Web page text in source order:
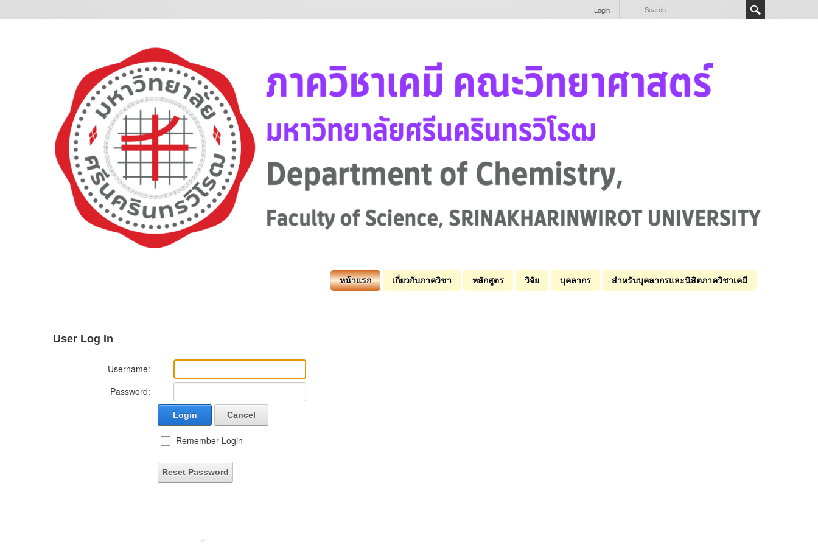
Login
หน้าแรก เกี่ยวกับภาควิชา หลักสูตร วิจัย บุคลากร สำหรับบุคลากรและนิสิตภาควิชาเคมี
User Log In
Username:
Password:
Login Cancel
Remember Login
Reset Password